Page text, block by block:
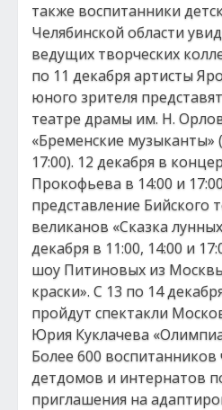
также воспитанники
Челябинской области
ведущих творческих
по 11 декабря артисты
юного зрителя
театре драмы им. Н.
«Бременские музыканты»
17:00). 12 декабря в
Прокофьева в 14:00 и
представление Бийского
великанов «Сказка
декабря в 11:00, 14:00 и
шоу Питиновых из
краски». С 13 по 14
пройдут спектакли
Юрия Куклачева
Более 600 воспитанников
детдомов и интернатов
приглашения на